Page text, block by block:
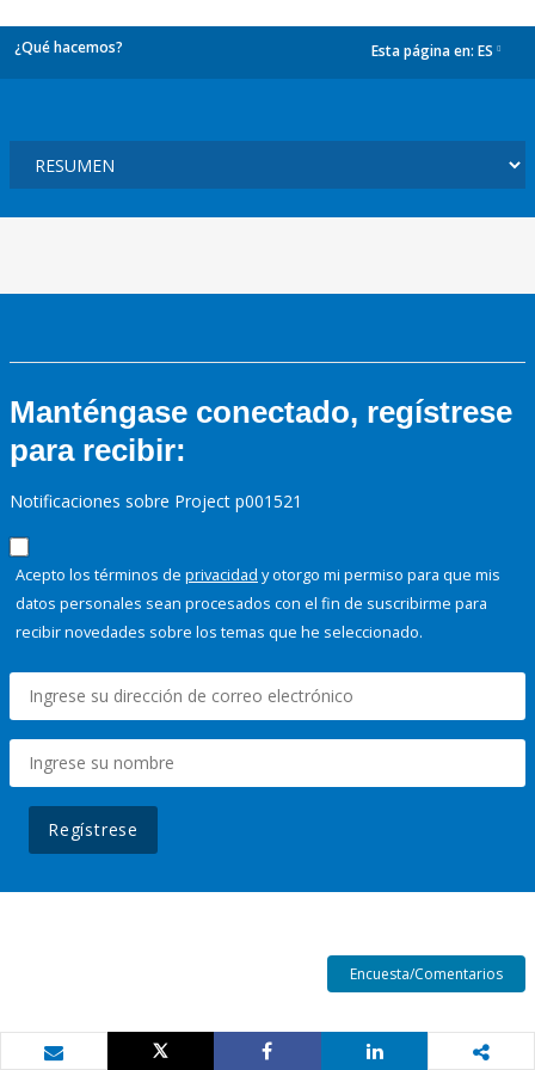
¿Qué hacemos? Esta página en: ES
Manténgase conectado, regístrese
para recibir:
Notificaciones sobre Project p001521
Acepto los términos de privacidad y otorgo mi permiso para que mis
datos personales sean procesados con el fin de suscribirme para
recibir novedades sobre los temas que he seleccionado.
Regístrese
Encuesta/Comentarios